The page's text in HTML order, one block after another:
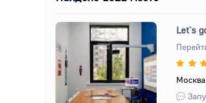
Назад Вперед
Let`s